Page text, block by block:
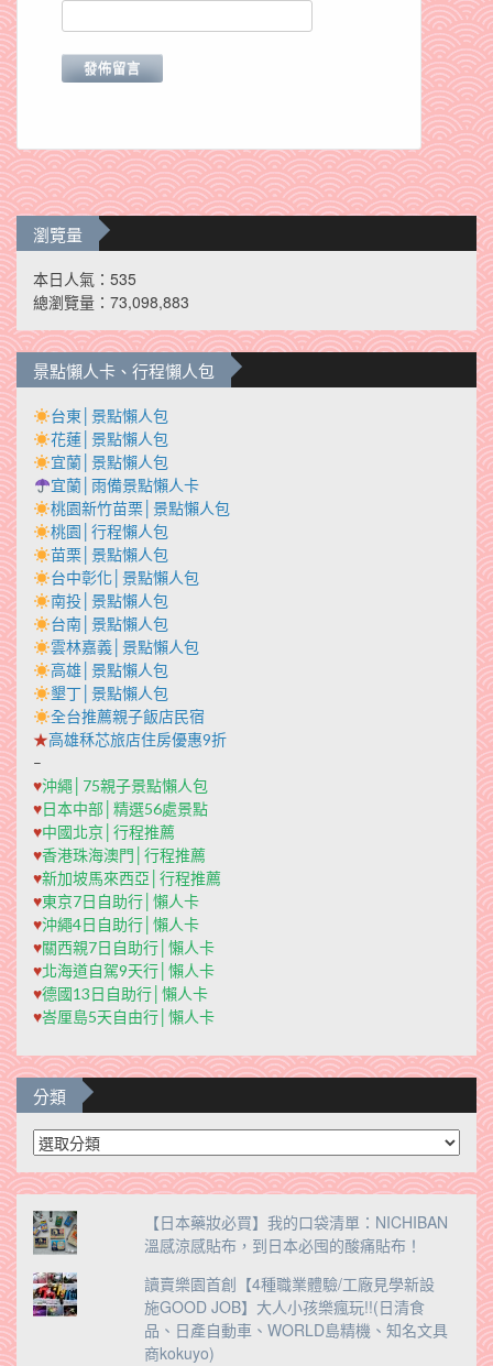
瀏覽量
本日人氣：535
總瀏覽量：73,098,883
景點懶人卡、行程懶人包
台東│景點懶人包
花蓮│景點懶人包
宜蘭│景點懶人包
宜蘭│雨備景點懶人卡
桃園新竹苗栗│景點懶人包
桃園│行程懶人包
苗栗│景點懶人包
台中彰化│景點懶人包
南投│景點懶人包
台南│景點懶人包
雲林嘉義│景點懶人包
高雄│景點懶人包
墾丁│景點懶人包
全台推薦親子飯店民宿
★高雄秝芯旅店住房優惠9折
–
♥沖繩│75親子景點懶人包
♥日本中部│精選56處景點
♥中國北京│行程推薦
♥香港珠海澳門│行程推薦
♥新加坡馬來西亞│行程推薦
♥東京7日自助行│懶人卡
♥沖繩4日自助行│懶人卡
♥關西親7日自助行│懶人卡
♥北海道自駕9天行│懶人卡
♥德國13日自助行│懶人卡
♥峇厘島5天自由行│懶人卡
分類
分
類
【日本藥妝必買】我的口袋清單：NICHIBAN
溫感涼感貼布，到日本必囤的酸痛貼布！
讀賣樂園首創【4種職業體驗/工廠見學新設
施GOOD JOB】大人小孩樂瘋玩!!(日清食
品、日產自動車、WORLD島精機、知名文具
商kokuyo)